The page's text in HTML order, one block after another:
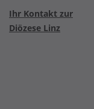
Ihr Kontakt zur
Diözese Linz